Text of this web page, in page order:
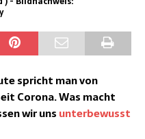
spricht man von
Corona. Was macht
wir uns unterbewusst